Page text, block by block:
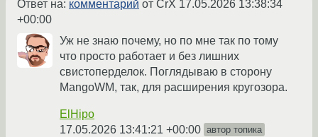
Ответ на: комментарий от CrX 17.05.2026 13:38:34
+00:00
Уж не знаю почему, но по мне так по тому
что просто работает и без лишних
свистоперделок. Поглядываю в сторону
MangoWM, так, для расширения кругозора.
ElHipo
17.05.2026 13:41:21 +00:00 автор топика